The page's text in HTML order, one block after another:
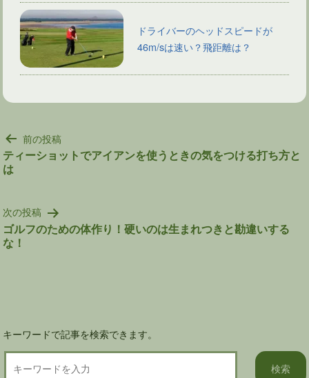
ドライバーのヘッドスピードが
46m/sは速い？飛距離は？
投
稿
ナ
ゲ
ー
シ
ョ
前の投稿
ティーショットでアイアンを使うときの気をつける打ち方と
は
次の投稿
ゴルフのための体作り！硬いのは生まれつきと勘違いする
な！
キーワードで記事を検索できます。